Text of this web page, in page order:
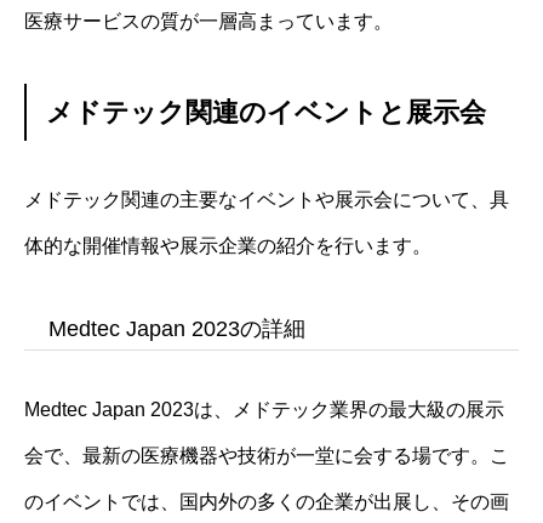
医療サービスの質が一層高まっています。
メドテック関連のイベントと展示会
メドテック関連の主要なイベントや展示会について、具
体的な開催情報や展示企業の紹介を行います。
Medtec Japan 2023の詳細
Medtec Japan 2023は、メドテック業界の最大級の展示
会で、最新の医療機器や技術が一堂に会する場です。こ
のイベントでは、国内外の多くの企業が出展し、その画